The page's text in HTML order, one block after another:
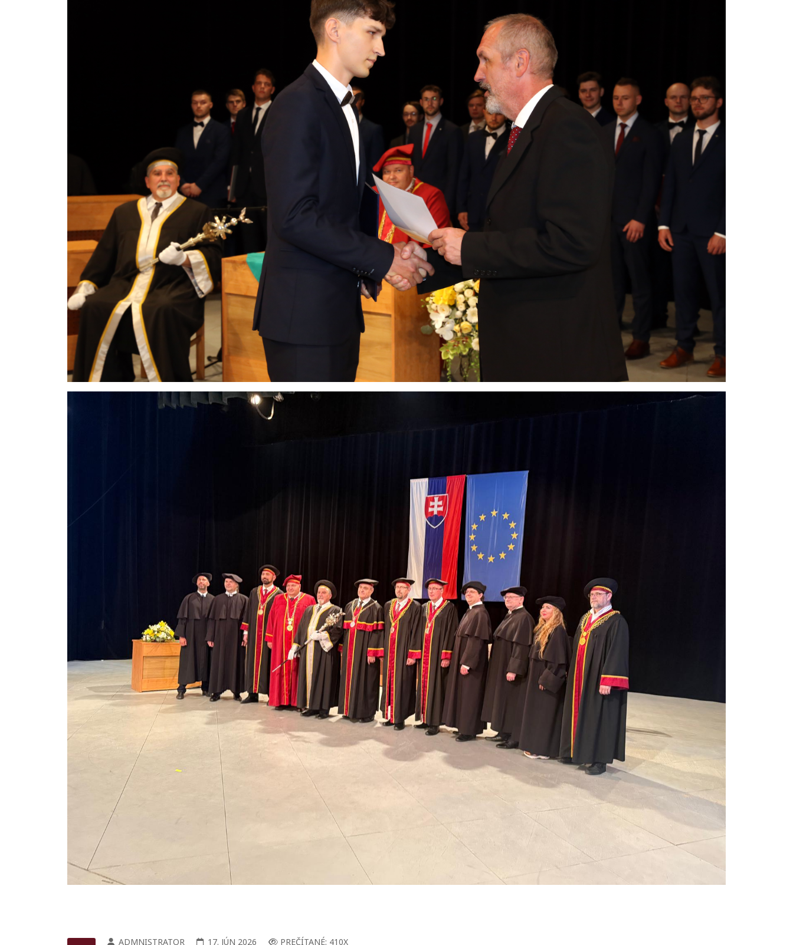
ADMNISTRATOR 17. JÚN 2026 PREČÍTANÉ: 410X